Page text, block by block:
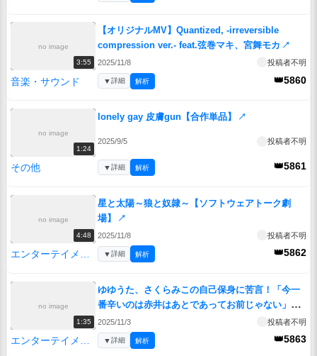
no image
3:55
【オリジナルMV】Quantized, -irreversible
compression ver.- feat.弦巻マキ、宮舞モカ ↗
2025/11/8 投稿者不明
音楽・サウンド 👑5860
▼詳細 解析
no image
1:24
lonely gay 皮膚gun【合作単品】 ↗
2025/9/5 投稿者不明
その他 👑5861
▼詳細 解析
no image
4:48
星と太陽～狼と奴隷～【ソフトウェアトーク劇
場】
↗
2025/11/8 投稿者不明
エンターテイメント 👑5862
▼詳細 解析
no image
1:35
ゆゆうた、さくらみこの自己保身に苦言！「今一
番辛いのは赤井はあとであってお前じゃない」
【みこち/はあちゃま/ホロライブ/カバー株式会
社/VTuber】↗
2025/11/3 投稿者不明
エンターテイメント 👑5863
▼詳細 解析